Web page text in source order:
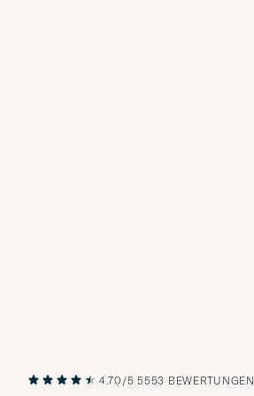
4.70/5 5553 BEWERTUNGEN